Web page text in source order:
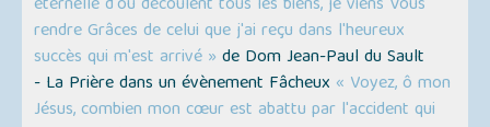
rendre Grâces de celui que j'ai reçu dans l'heureux
succès qui m'est arrivé » de Dom Jean-Paul du Sault
- La Prière dans un évènement Fâcheux « Voyez, ô mon
Jésus, combien mon cœur est abattu par l'accident qui